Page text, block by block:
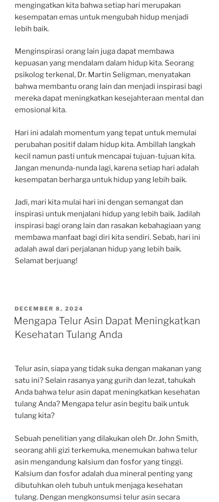
mengingatkan kita bahwa setiap hari merupakan
kesempatan emas untuk mengubah hidup menjadi
lebih baik.
Menginspirasi orang lain juga dapat membawa
kepuasan yang mendalam dalam hidup kita. Seorang
psikolog terkenal, Dr. Martin Seligman, menyatakan
bahwa membantu orang lain dan menjadi inspirasi bagi
mereka dapat meningkatkan kesejahteraan mental dan
emosional kita.
Hari ini adalah momentum yang tepat untuk memulai
perubahan positif dalam hidup kita. Ambillah langkah
kecil namun pasti untuk mencapai tujuan-tujuan kita.
Jangan menunda-nunda lagi, karena setiap hari adalah
kesempatan berharga untuk hidup yang lebih baik.
Jadi, mari kita mulai hari ini dengan semangat dan
inspirasi untuk menjalani hidup yang lebih baik. Jadilah
inspirasi bagi orang lain dan rasakan kebahagiaan yang
membawa manfaat bagi diri kita sendiri. Sebab, hari ini
adalah awal dari perjalanan hidup yang lebih baik.
Selamat berjuang!
POSTED
ON
DECEMBER 8, 2024
Mengapa Telur Asin Dapat Meningkatkan
Kesehatan Tulang Anda
Telur asin, siapa yang tidak suka dengan makanan yang
satu ini? Selain rasanya yang gurih dan lezat, tahukah
Anda bahwa telur asin dapat meningkatkan kesehatan
tulang Anda? Mengapa telur asin begitu baik untuk
tulang kita?
Sebuah penelitian yang dilakukan oleh Dr. John Smith,
seorang ahli gizi terkemuka, menemukan bahwa telur
asin mengandung kalsium dan fosfor yang tinggi.
Kalsium dan fosfor adalah dua mineral penting yang
dibutuhkan oleh tubuh untuk menjaga kesehatan
tulang. Dengan mengkonsumsi telur asin secara